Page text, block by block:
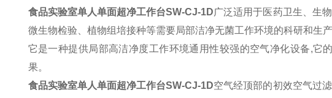
食品实验室单人单面超净工作台SW-CJ-1D广泛适用于医药卫生、生
微生物检验、植物组培接种等需要局部洁净无菌工作环境的科研和生
它是一种提供局部高洁净度工作环境通用性较强的空气净化设备,它
果。
食品实验室单人单面超净工作台SW-CJ-1D空气经顶部的初效空气过